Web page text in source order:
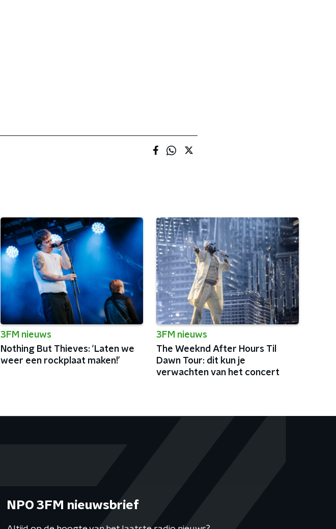
3FM nieuws
Nothing But Thieves: ‘Laten we
weer een rockplaat maken!’
3FM nieuws
The Weeknd After Hours Til
Dawn Tour: dit kun je
verwachten van het concert
NPO 3FM nieuwsbrief